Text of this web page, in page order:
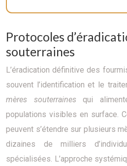
Protocoles
souterraines
L’éradication définitive des
souvent l’identification et le
mères souterrainesqui
populations visibles en surface.
peuvent s’étendre sur plusieurs
dizaines de milliers
spécialisées. L’approche